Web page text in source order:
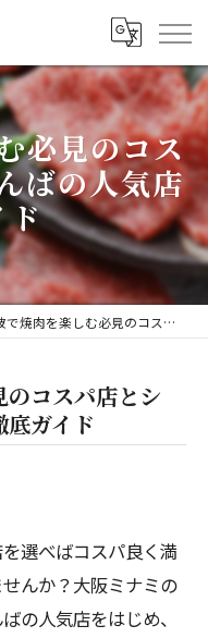
必見のコス
ばの人気店
ド
を楽しむ必見のコスパ店とシーン別なんばの人気店徹底ガイド
コスパ店とシ
ガイド
選べばコスパ良く満
んか？大阪ミナミの
の人気店をはじめ、